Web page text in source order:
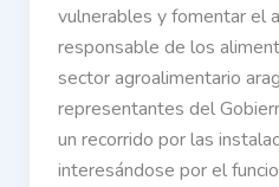
vulnerables y fomentar el
responsable de los
sector agroalimentario
representantes del
un recorrido por las
interesándose por el